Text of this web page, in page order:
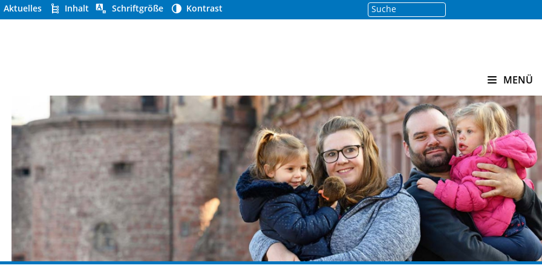
Aktuelles Inhalt Schriftgröße Kontrast
Suche
MENÜ